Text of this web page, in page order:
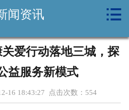
关于我们
新闻资讯
养生常识
闻资讯 
爱行动落地三城，探
益服务新模式
16 18:43:27 点击次数： 554